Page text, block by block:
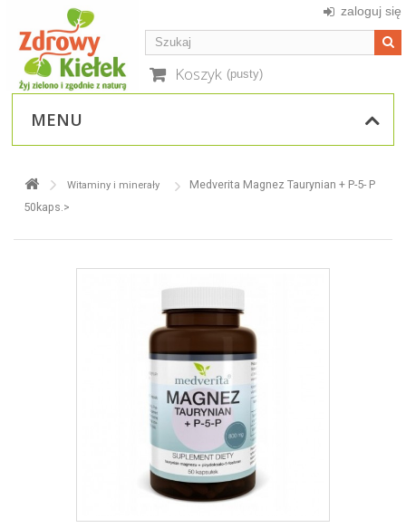
zaloguj się
Koszyk (pusty)
MENU
Witaminy i minerały
Medverita Magnez Taurynian + P-5- P
50kaps.>